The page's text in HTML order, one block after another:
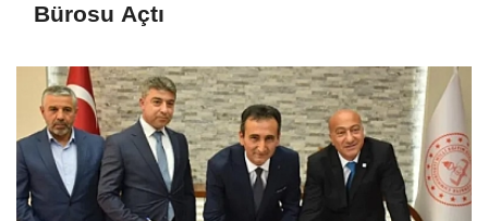
Bürosu Açtı